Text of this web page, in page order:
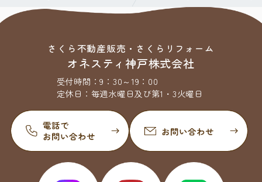
さくら不動産販売・さくらリフォーム
オネスティ神戸株式会社
受付時間：9：30～19：00
定休日： 毎週水曜日及び第1・3火曜日